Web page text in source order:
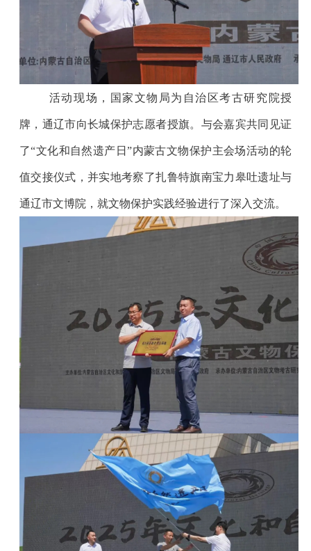
活动现场，国家文物局为自治区考古研究院授
牌，通辽市向长城保护志愿者授旗。与会嘉宾共同见证
了“文化和自然遗产日”内蒙古文物保护主会场活动的轮
值交接仪式，并实地考察了扎鲁特旗南宝力皋吐遗址与
通辽市文博院，就文物保护实践经验进行了深入交流。